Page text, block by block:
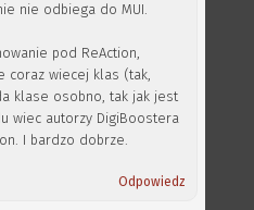
nie odbiega do MUI.
pod ReAction,
coraz wiecej klas (tak,
klase osobno, tak jak jest
wiec autorzy DigiBoostera
I bardzo dobrze.
Odpowiedz